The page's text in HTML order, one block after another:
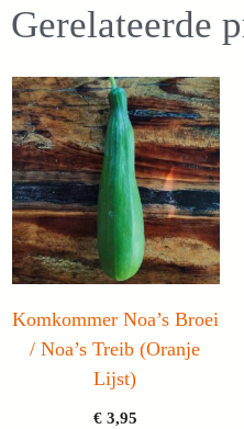
Gerelateerde
Komkommer Noa’s Broei
/ Noa’s Treib (Oranje
Lijst)
€3,95